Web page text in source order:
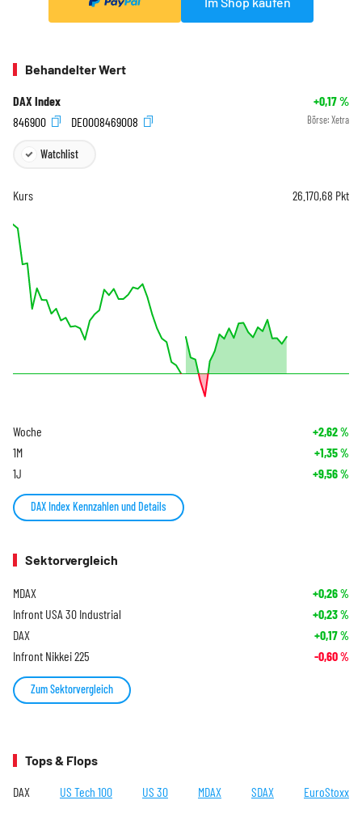
Behandelter Wert
DAX Index +0,17%
846900
DE0008469008 Börse: Xetra
Watchlist
Kurs 26.170,68 Pkt
Woche +2,62%
1M +1,35%
1J +9,56%
DAX Index Kennzahlen und Details
Sektorvergleich
MDAX +0,26%
Infront USA 30 Industrial +0,23%
DAX +0,17%
Infront Nikkei 225 -0,60%
Zum Sektorvergleich
Tops & Flops
DAX US Tech 100 US 30 MDAX SDAX EuroStoxx